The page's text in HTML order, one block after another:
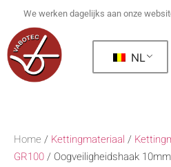
We werken dagelijks aan onze
NL
Home / Kettingmateriaal /
GR100/ Oogveiligheidshaak